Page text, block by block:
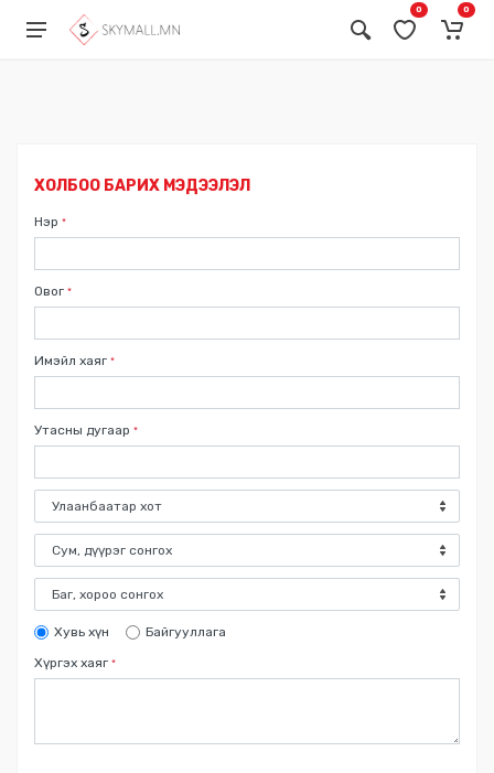
0 0
ХОЛБОО БАРИХ МЭДЭЭЛЭЛ
Нэр *
Овог *
Имэйл хаяг *
Утасны дугаар *
Хувь хүн
Байгууллага
Хүргэх хаяг *